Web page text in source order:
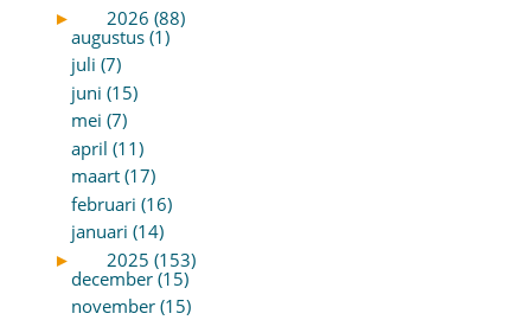
►
2026 (88)
augustus (1)
juli (7)
juni (15)
mei (7)
april (11)
maart (17)
februari (16)
januari (14)
►
2025 (153)
december (15)
november (15)